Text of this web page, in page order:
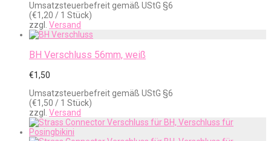
Umsatzsteuerbefreit gemäß UStG §6
(€1,20 / 1 Stück)
zzgl. Versand
BH Verschluss 56mm, weiß
€1,50
Umsatzsteuerbefreit gemäß UStG §6
(€1,50 / 1 Stück)
zzgl. Versand